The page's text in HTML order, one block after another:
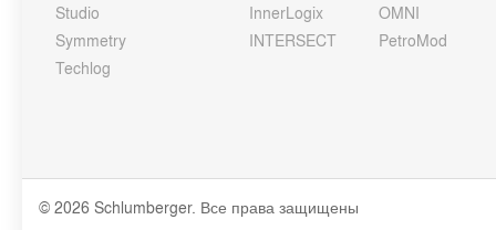
Studio
Symmetry
Techlog
InnerLogix
INTERSECT
OMNI
PetroMod
© 2026 Schlumberger. Все права защищены